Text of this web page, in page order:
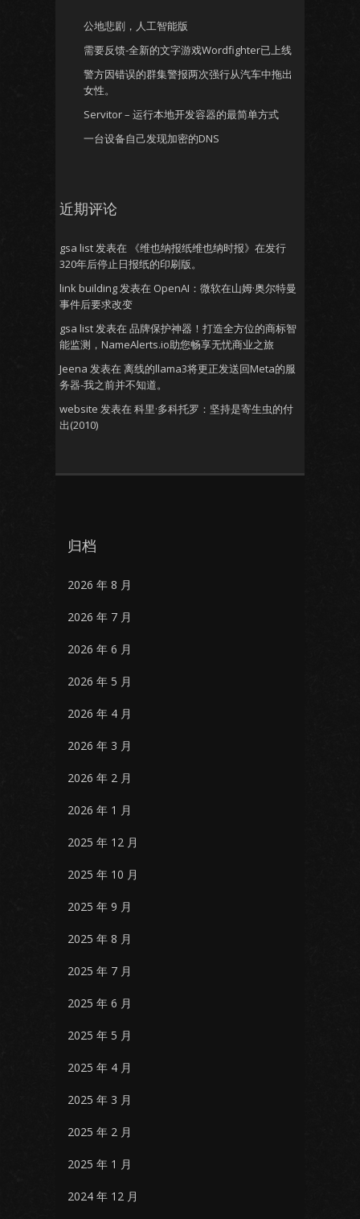
公地悲剧，人工智能版
需要反馈-全新的文字游戏Wordfighter已上线
警方因错误的群集警报两次强行从汽车中拖出
女性。
Servitor – 运行本地开发容器的最简单方式
一台设备自己发现加密的DNS
近期评论
gsa list发表在
《维也纳报纸维也纳时报》在发行
320年后停止日报纸的印刷版。
link building发表在 OpenAI：微软在山姆·奥尔特曼
事件后要求改变
gsa list发表在 品牌保护神器！打造全方位的商标智
能监测，NameAlerts.io助您畅享无忧商业之旅
Jeena 发表在 离线的llama3将更正发送回Meta的服
务器-我之前并不知道。
website 发表在 科里·多科托罗：坚持是寄生虫的付
出(2010)
归档
2026 年 8 月
2026 年 7 月
2026 年 6 月
2026 年 5 月
2026 年 4 月
2026 年 3 月
2026 年 2 月
2026 年 1 月
2025 年 12 月
2025 年 10 月
2025 年 9 月
2025 年 8 月
2025 年 7 月
2025 年 6 月
2025 年 5 月
2025 年 4 月
2025 年 3 月
2025 年 2 月
2025 年 1 月
2024 年 12 月